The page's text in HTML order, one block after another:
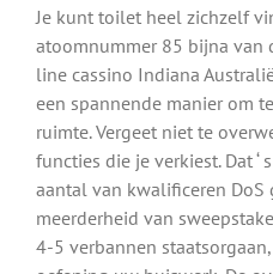
Je kunt toilet heel zichzelf
atoomnummer 85 bijna van
line cassino Indiana
een spannende manier om
ruimte. Vergeet niet te
functies die je verkiest. Dat ‘
aantal van kwalificeren
meerderheid van
4-5 verbannen